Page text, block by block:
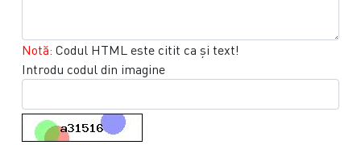
Notă: Codul HTML este citit ca şi text!
Introdu codul din imagine